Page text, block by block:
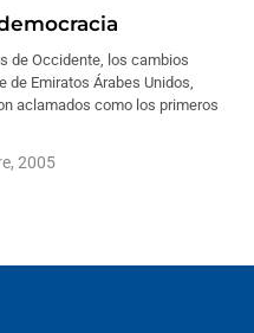
de Occidente, los cambios
de Emiratos Árabes Unidos,
aclamados como los primeros
2005